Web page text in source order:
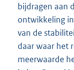
bijdragen aan
ontwikkeling
van de
daar waar het
meerwaarde